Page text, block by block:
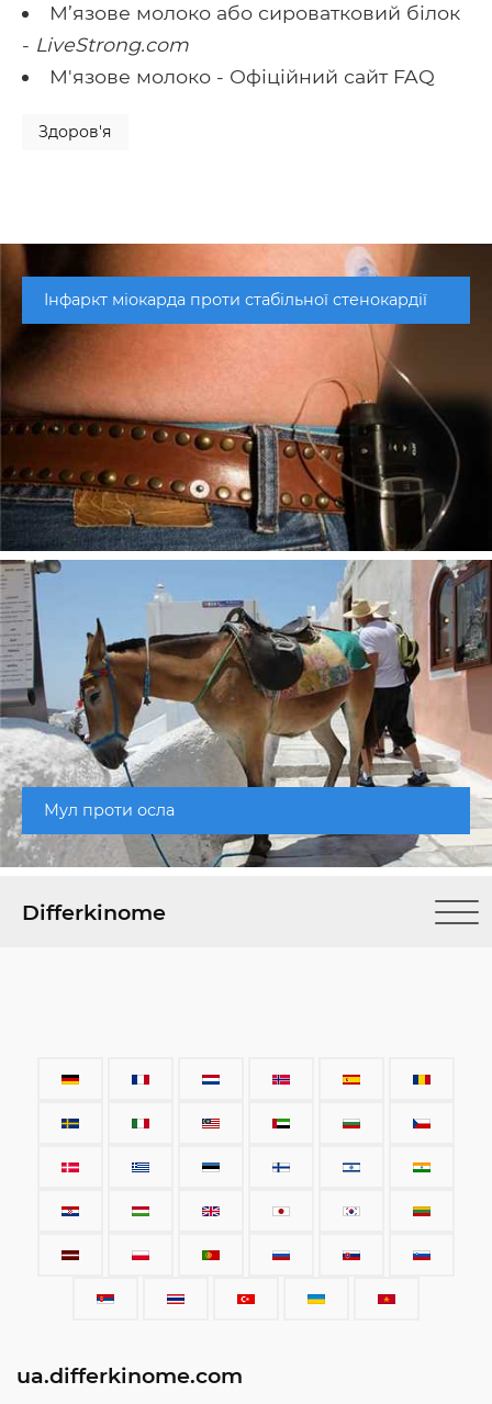
М’язове молоко або сироватковий білок
- LiveStrong.com
М'язове молоко - Офіційний сайт FAQ
Здоров'я
Інфаркт міокарда проти стабільної стенокардії
Мул проти осла
Differkinome
ua.differkinome.com